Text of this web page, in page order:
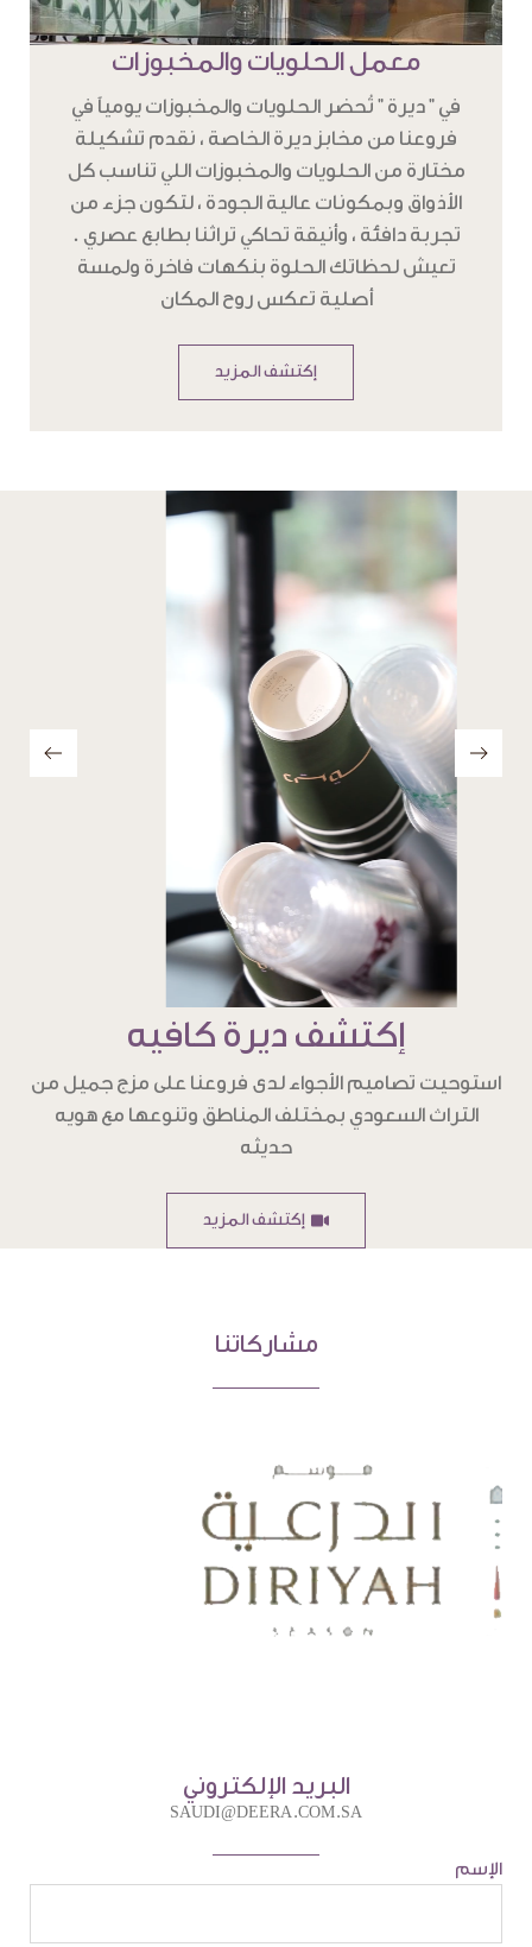
معمل الحلويات والمخبوزات
في " ديرة " تُحضر الحلويات والمخبوزات يومياً في
فروعنا من مخابز ديرة الخاصة ، نقدم تشكيلة
مختارة من الحلويات والمخبوزات اللي تناسب كل
الأذواق وبمكونات عالية الجودة ، لتكون جزء من
تجربة دافئة ، وأنيقة تحاكي تراثنا بطابع عصري .
تعيش لحظاتك الحلوة بنكهات فاخرة ولمسة
أصلية تعكس روح المكان
إكتشف المزيد
إكتشف ديرة كافيه
استوحيت تصاميم الأجواء لدى فروعنا على مزج جميل من
التراث السعودي بمختلف المناطق وتنوعها مع هويه
حديثه
إكتشف المزيد
SAUDI@DEERA.COM.SA